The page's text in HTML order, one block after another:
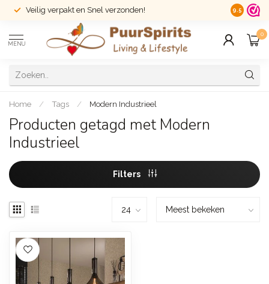
Veilig verpakt en Snel verzonden! 14 dagen
9.5
MENU
0
Home / Tags / Modern Industrieel
Producten getagd met Modern
Industrieel
Filters